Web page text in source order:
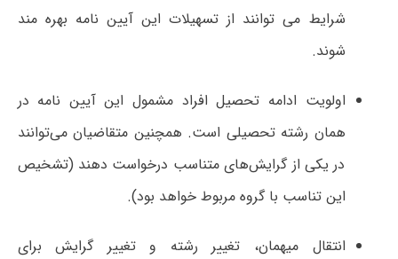
شرایط می توانند از تسهیلات این آیین نامه بهره مند
شوند.
اولویت ادامه تحصیل افراد مشمول این آیین نامه در
همان رشته تحصیلی است. همچنین متقاضیان می‌توانند
در یکی از گرایش‌های متناسب درخواست دهند (تشخیص
این تناسب با گروه مربوط خواهد بود).
انتقال میهمان، تغییر رشته و تغییر گرایش برای